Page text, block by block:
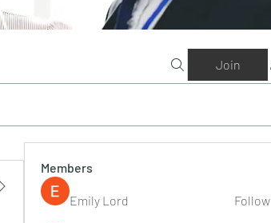
Join
Members
Emily Lord Follow